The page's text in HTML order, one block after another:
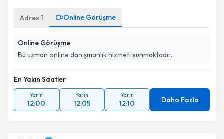
Adres 1 Online Görüşme
Online Görüşme
Bu uzman online danışmanlık hizmeti sunmaktadır.
En Yakın Saatler
Yarın
12:00
Yarın
12:05
Yarın
12:10 Daha Fazla